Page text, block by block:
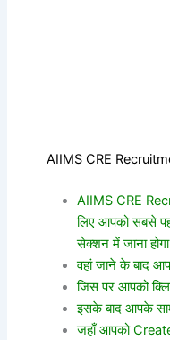
AIIMS CRE
AIIMS CRE
लिए आपको सबसे
सेक्शन में जाना होगा
वहां जाने के बाद
जिस पर आपको
इसके बाद आपके
जहाँ आपको